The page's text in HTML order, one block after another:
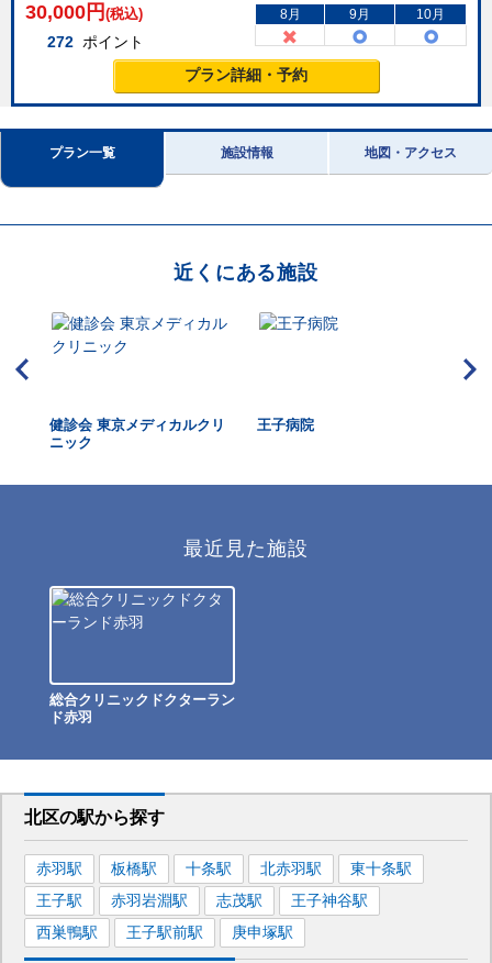
30,000 円 (税込)
272 ポイント
8月 9月 10月
プラン詳細・予約
プラン一覧 施設情報 地図・アクセス
近くにある施設
健診会 東京メディカルクリ
ニック
王子病院
最近見た施設
総合クリニックドクターラン
ド赤羽
北区の駅から探す
赤羽駅 板橋駅 十条駅 北赤羽駅 東十条駅
王子駅 赤羽岩淵駅 志茂駅 王子神谷駅
西巣鴨駅 王子駅前駅 庚申塚駅